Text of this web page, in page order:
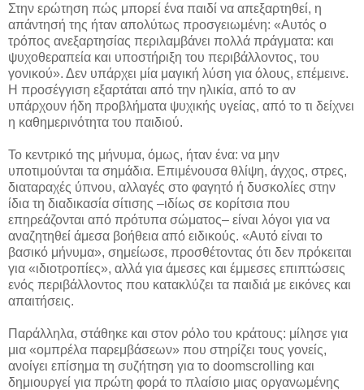
Στην ερώτηση πώς μπορεί ένα παιδί να απεξαρτηθεί, η
απάντησή της ήταν απολύτως προσγειωμένη: «Αυτός ο
τρόπος ανεξαρτησίας περιλαμβάνει πολλά πράγματα: και
ψυχοθεραπεία και υποστήριξη του περιβάλλοντος, του
γονικού». Δεν υπάρχει μία μαγική λύση για όλους, επέμεινε.
Η προσέγγιση εξαρτάται από την ηλικία, από το αν
υπάρχουν ήδη προβλήματα ψυχικής υγείας, από το τι δείχνει
η καθημερινότητα του παιδιού.
Το κεντρικό της μήνυμα, όμως, ήταν ένα: να μην
υποτιμούνται τα σημάδια. Επιμένουσα θλίψη, άγχος, στρες,
διαταραχές ύπνου, αλλαγές στο φαγητό ή δυσκολίες στην
ίδια τη διαδικασία σίτισης –ιδίως σε κορίτσια που
επηρεάζονται από πρότυπα σώματος– είναι λόγοι για να
αναζητηθεί άμεσα βοήθεια από ειδικούς. «Αυτό είναι το
βασικό μήνυμα», σημείωσε, προσθέτοντας ότι δεν πρόκειται
για «ιδιοτροπίες», αλλά για άμεσες και έμμεσες επιπτώσεις
ενός περιβάλλοντος που κατακλύζει τα παιδιά με εικόνες και
απαιτήσεις.
Παράλληλα, στάθηκε και στον ρόλο του κράτους: μίλησε για
μια «ομπρέλα παρεμβάσεων» που στηρίζει τους γονείς,
ανοίγει επίσημα τη συζήτηση για το doomscrolling και
δημιουργεί για πρώτη φορά το πλαίσιο μιας οργανωμένης